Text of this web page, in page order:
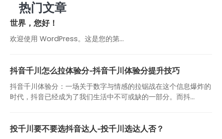
热门文章
世界，您好！
欢迎使用 WordPress。这是您的第…
抖音千川怎么拉体验分-抖音千川体验分提升技巧
抖音千川体验分：一场关于数字与情感的拉锯战在这个信息爆炸的
时代，抖音已经成为了我们生活中不可或缺的一部分。而抖...
投千川要不要选抖音达人-投千川选达人否？